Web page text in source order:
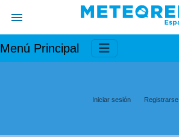
Menú Principal
Iniciar sesión Registrarse